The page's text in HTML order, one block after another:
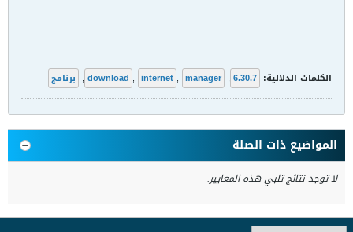
الكلمات الدلالية: 6.30.7
,
download , internet , manager
, برنامج
المواضيع ذات الصلة
لا توجد نتائج تلبي هذه المعايير.